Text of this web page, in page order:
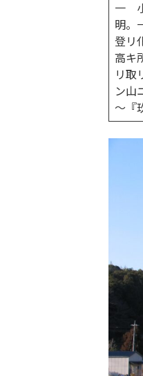
一
明。
登リ
高キ
リ取
ン山
～『